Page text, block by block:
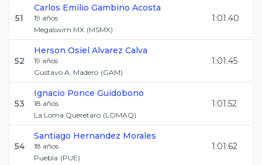
51
Carlos Emilio Gambino Acosta
19 años
Megaswim MX (MSMX)
1:01.40
52
Herson Osiel Alvarez Calva
19 años
Gustavo A. Madero (GAM)
1:01.45
53
Ignacio Ponce Guidobono
18 años
La Loma Queretaro (LOMAQ)
1:01.52
54
Santiago Hernandez Morales
18 años
Puebla (PUE)
1:01.62